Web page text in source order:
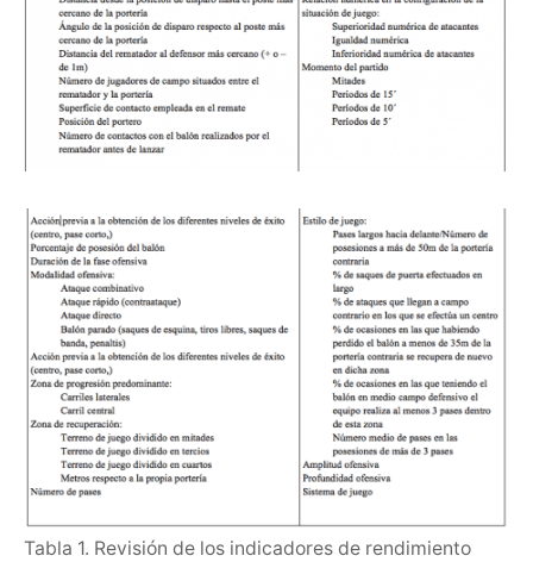
Tabla 1. Revisión de los indicadores de rendimiento